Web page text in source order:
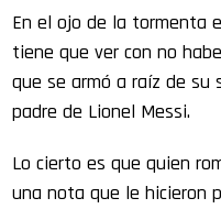
En el ojo de la tormenta
tiene que ver con no
que se armó a raíz de su
padre de Lionel Messi.
Lo cierto es que quien
una nota que le hicieron